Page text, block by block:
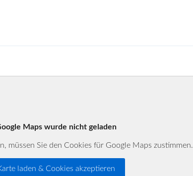
Maps wurde nicht geladen
müssen Sie den Cookies für Google Maps zustimmen.
laden & Cookies akzeptieren